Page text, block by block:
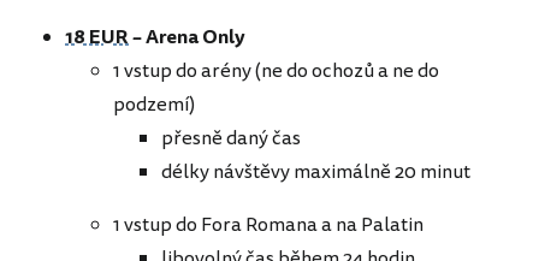
18 EUR– Arena Only
1 vstup do arény (ne do ochozů a ne do
podzemí)
přesně daný čas
délky návštěvy maximálně 20 minut
1 vstup do Fora Romana a na Palatin